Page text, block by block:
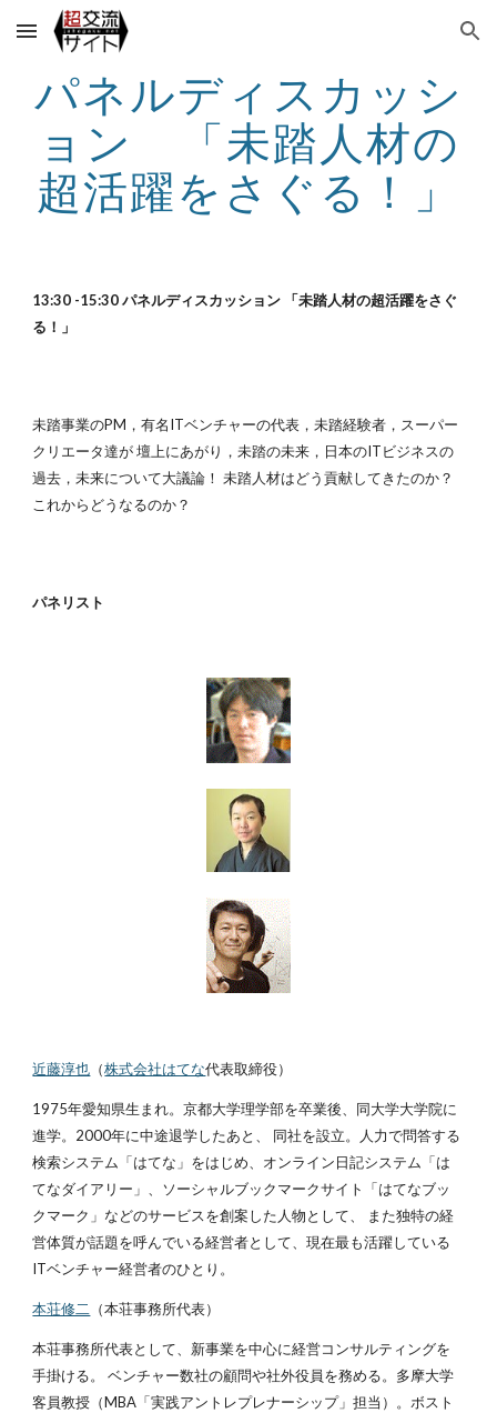
Skip to main content Skip to navigation
パネルディスカッシ
ョン 「未踏人材の
超活躍をさぐる！」
13:30 -15:30 パネルディスカッション 「未踏人材の超活躍をさぐ
る！」
未踏事業のPM，有名ITベンチャーの代表，未踏経験者，スーパー
クリエータ達が 壇上にあがり，未踏の未来，日本のITビジネスの
過去，未来について大議論！ 未踏人材はどう貢献してきたのか？
これからどうなるのか？
パネリスト
近藤淳也 （株式会社はてな代表取締役）
1975年愛知県生まれ。京都大学理学部を卒業後、同大学大学院に
進学。2000年に中途退学したあと、 同社を設立。人力で問答する
検索システム「はてな」をはじめ、オンライン日記システム「は
てなダイアリー」、ソーシャルブックマークサイト「はてなブッ
クマーク」などのサービスを創案した人物として、 また独特の経
営体質が話題を呼んでいる経営者として、現在最も活躍している
ITベンチャー経営者のひとり。
本荘修二 （本荘事務所代表）
本荘事務所代表として、新事業を中心に経営コンサルティングを
手掛ける。 ベンチャー数社の顧問や社外役員を務める。多摩大学
客員教授（MBA「実践アントレプレナーシップ」担当）。ボスト